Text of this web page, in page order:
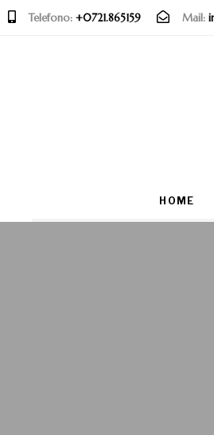
Telefono: +0721.865159 Mail:
HOME